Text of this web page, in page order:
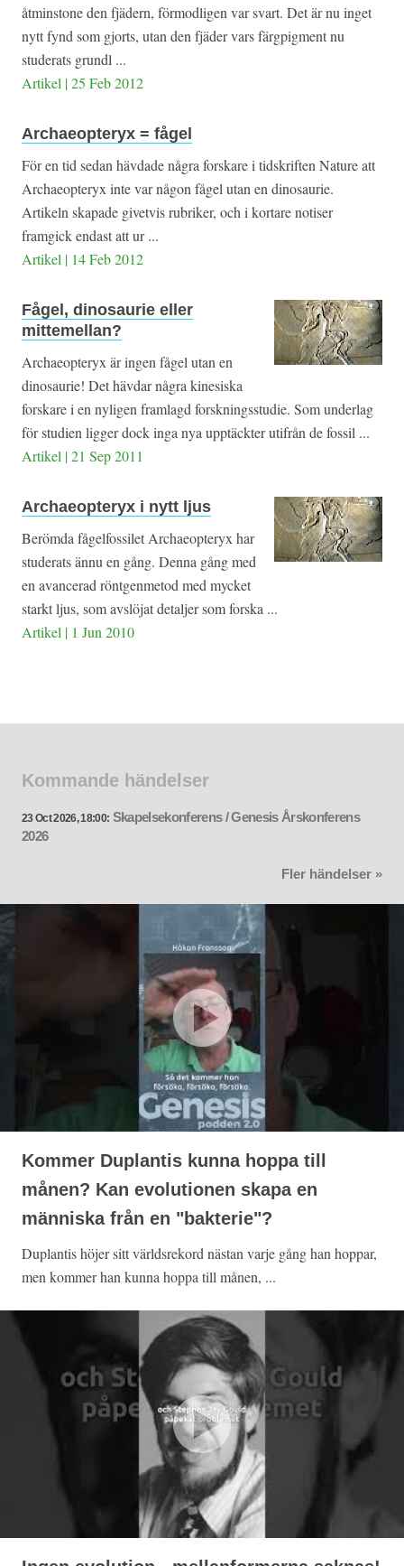
åtminstone den fjädern, förmodligen var svart. Det är nu inget
nytt fynd som gjorts, utan den fjäder vars färgpigment nu
studerats grundl ...
Artikel | 25 Feb 2012
Archaeopteryx = fågel
För en tid sedan hävdade några forskare i tidskriften Nature att
Archaeopteryx inte var någon fågel utan en dinosaurie.
Artikeln skapade givetvis rubriker, och i kortare notiser
framgick endast att ur ...
Artikel | 14 Feb 2012
Fågel, dinosaurie eller
mittemellan?
Archaeopteryx är ingen fågel utan en
dinosaurie! Det hävdar några kinesiska
forskare i en nyligen framlagd forskningsstudie. Som underlag
för studien ligger dock inga nya upptäckter utifrån de fossil ...
Artikel | 21 Sep 2011
Archaeopteryx i nytt ljus
Berömda fågelfossilet Archaeopteryx har
studerats ännu en gång. Denna gång med
en avancerad röntgenmetod med mycket
starkt ljus, som avslöjat detaljer som forska ...
Artikel | 1 Jun 2010
Kommande händelser
23 Oct 2026, 18:00: Skapelsekonferens / Genesis Årskonferens
2026
Fler händelser »
Kommer Duplantis kunna hoppa till
månen? Kan evolutionen skapa en
människa från en "bakterie"?
Duplantis höjer sitt världsrekord nästan varje gång han hoppar,
men kommer han kunna hoppa till månen, ...